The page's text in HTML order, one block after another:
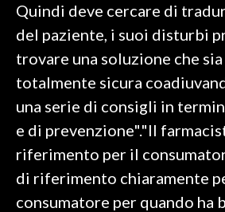
SPIAGGE
STORE
Quindi deve cercare di
del paziente, i suoi disturbi
trovare una soluzione che
totalmente sicura
una serie di consigli in
e di prevenzione"."Il
riferimento per il
di riferimento chiaramente
consumatore per quando ha